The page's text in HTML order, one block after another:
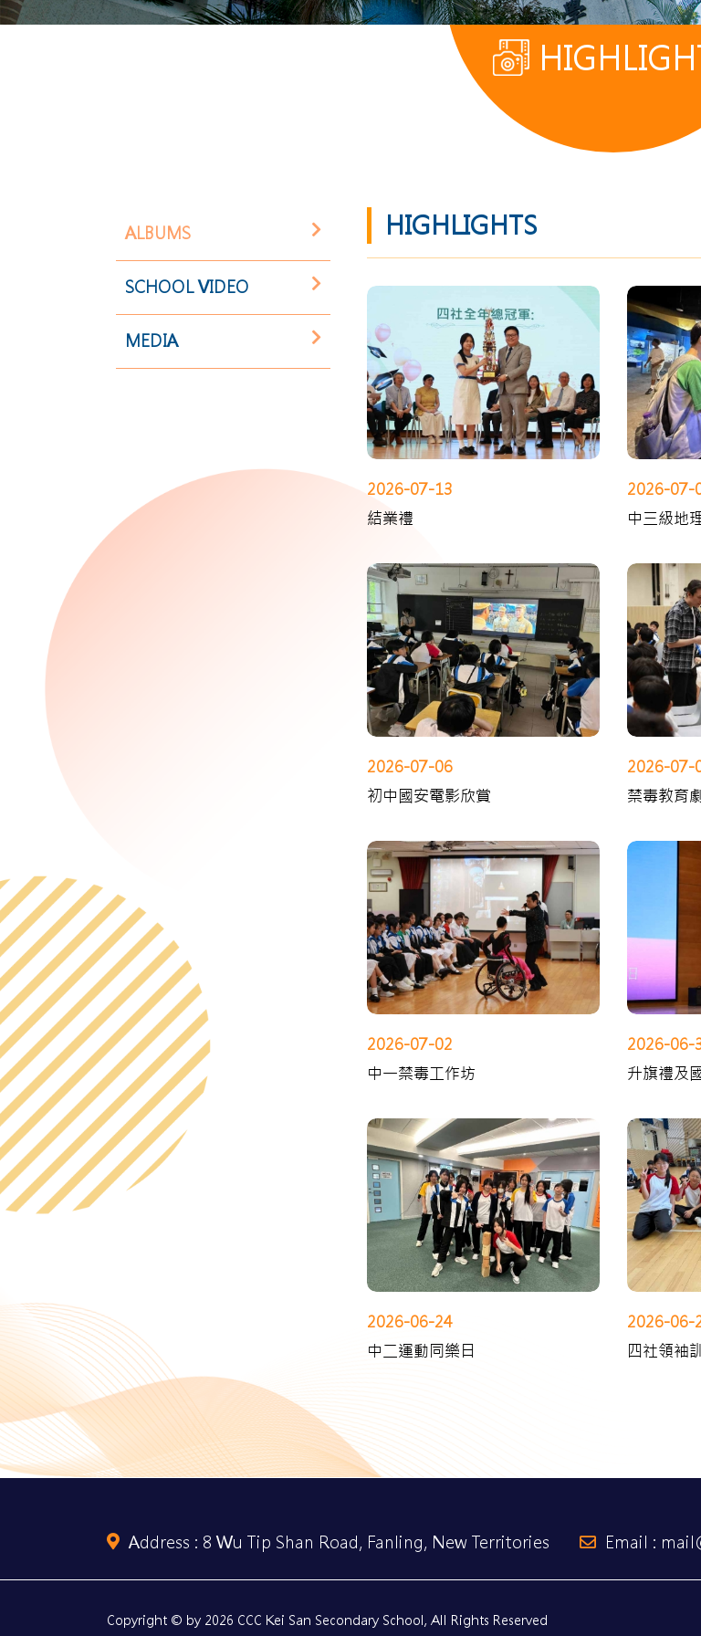
ALBUMS
SCHOOL VIDEO
MEDIA
HIGHLIGHTS
2026-07-13
結業禮
2026-07-
中三級地
2026-07-06
初中國安電影欣賞
2026-07-
禁毒教育
2026-07-02
中一禁毒工作坊
2026-06-
升旗禮及
2026-06-24
中二運動同樂日
2026-06-
四社領袖
Address : 8 Wu Tip Shan Road, Fanling, New Territories Email :
Copyright © by 2026 CCC Kei San Secondary School, All Rights Reserved